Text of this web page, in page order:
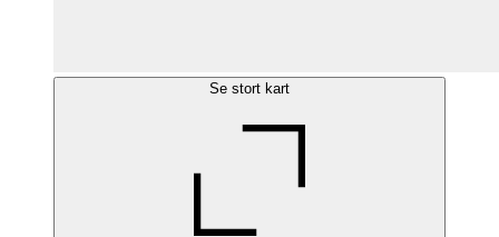
Se stort kart